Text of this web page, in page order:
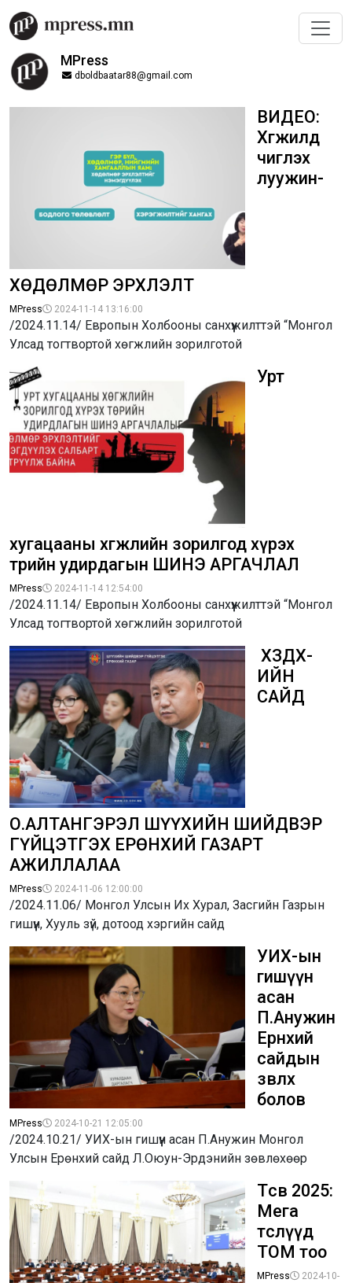
MPress
dboldbaatar88@gmail.com
ВИДЕО:
Хөгжилд
чиглэх
луужин-
ХӨДӨЛМӨР ЭРХЛЭЛТ
MPress 2024-11-14 13:16:00
/2024.11.14/ Европын Холбооны санхүүжилттэй “Монгол
Улсад тогтвортой хөгжлийн зорилготой
Урт
хугацааны хөгжлийн зорилгод хүрэх
төрийн удирдагын ШИНЭ АРГАЧЛАЛ
MPress 2024-11-14 12:54:00
/2024.11.14/ Европын Холбооны санхүүжилттэй “Монгол
Улсад тогтвортой хөгжлийн зорилготой
​ ХЗДХ-
ИЙН
САЙД
О.АЛТАНГЭРЭЛ ШҮҮХИЙН ШИЙДВЭР
ГҮЙЦЭТГЭХ ЕРӨНХИЙ ГАЗАРТ
АЖИЛЛАЛАА ​
MPress 2024-11-06 12:00:00
/2024.11.06/ Монгол Улсын Их Хурал, Засгийн Газрын
гишүүн, Хууль зүй, дотоод хэргийн сайд
УИХ-ын
гишүүн
асан
П.Анужин
Ерөнхий
сайдын
зөвлөх
болов
MPress 2024-10-21 12:05:00
/2024.10.21/ УИХ-ын гишүүн асан П.Анужин Монгол
Улсын Ерөнхий сайд Л.Оюун-Эрдэнийн зөвлөхөөр
Төсөв 2025:
Мега
төслүүд
ТОМ тоо
MPress
2024-10-